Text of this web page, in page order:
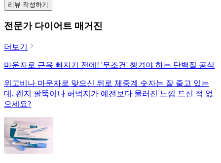
리뷰 작성하기
전문가 다이어트 매거진
더보기
마운자로 근육 빠지기 전에! '무조건' 챙겨야 하는 단백질 공식
위고비나 마운자로 맞으신 뒤로 체중계 숫자는 잘 줄고 있는
데, 왠지 팔뚝이나 허벅지가 예전보다 물러진 느낌 드신 적 없
으세요?